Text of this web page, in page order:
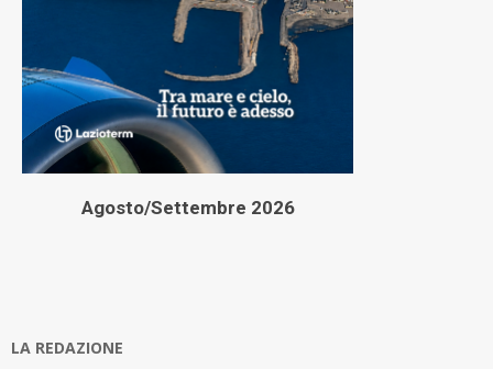
Agosto/Settembre 2026
LA REDAZIONE